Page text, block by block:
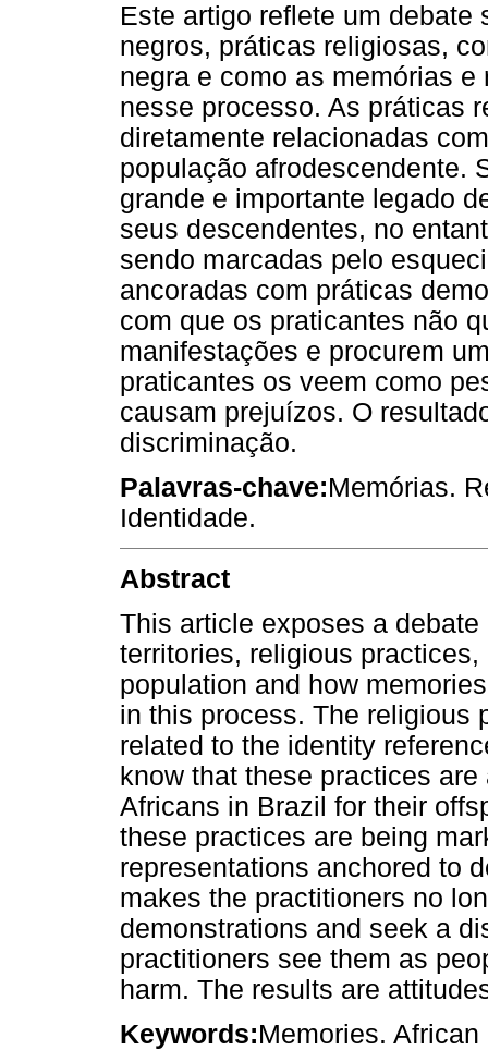
Este artigo reflete um debate
negros, práticas religiosas,
negra e como as memórias
nesse processo. As práticas
diretamente relacionadas
população afrodescendente.
grande e importante legado
seus descendentes, no
sendo marcadas pelo
ancoradas com práticas
com que os praticantes não
manifestações e procurem
praticantes os veem como
causam prejuízos. O
discriminação.
Palavras-chave:Memórias.
Identidade.
Abstract
This article exposes a
territories, religious
population and how
in this process. The religious
related to the identity
know that these practices
Africans in Brazil for their
these practices are being
representations anchored to
makes the practitioners no
demonstrations and seek a
practitioners see them as
harm. The results are
Keywords:Memories.